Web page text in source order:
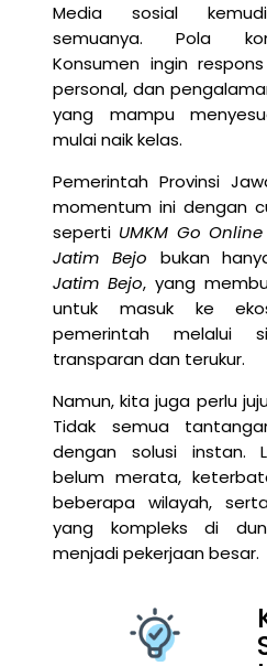
Media sosial
semuanya. Pola
Konsumen ingin
personal, dan
yang mampu
mulai naik kelas.
Pemerintah Provinsi
momentum ini dengan
seperti UMKM Go
Jatim Bejo bukan
Jatim Bejo, yang
untuk masuk ke
pemerintah melalui
transparan dan terukur.
Namun, kita juga perlu
Tidak semua
dengan solusi instan.
belum merata,
beberapa wilayah,
yang kompleks di
menjadi pekerjaan besar.